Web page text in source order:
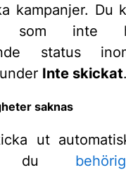
kampanjer. Du
som inte
status
Inte skickat.
saknas
ut
du